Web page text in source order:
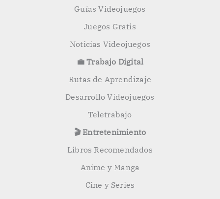
Guías Videojuegos
Juegos Gratis
Noticias Videojuegos
💼 Trabajo Digital
Rutas de Aprendizaje
Desarrollo Videojuegos
Teletrabajo
🎬 Entretenimiento
Libros Recomendados
Anime y Manga
Cine y Series